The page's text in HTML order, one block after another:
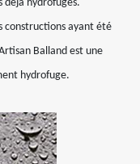
déjà hydrofugés.
constructions ayant été
Balland est une
hydrofuge.